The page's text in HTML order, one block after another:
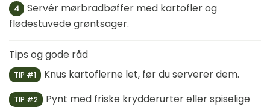
4
Servér mørbradbøffer med kartofler og
flødestuvede grøntsager.
Tips og gode råd
TIP #1 Knus kartoflerne let, før du serverer dem.
TIP #2
Pynt med friske krydderurter eller spiselige